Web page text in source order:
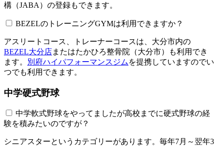
構（JABA）の登録もできます。
BEZELのトレーニングGYMは利用できますか？​​​​​
アスリートコース、トレーナーコースは、大分市内の
BEZEL大分店またはたかひろ整骨院（大分市）も利用でき
ます。
別府ハイパフォーマンスジム を提携していますのでい
つでも利用できます。
中学硬式野球
中学軟式野球をやってましたが高校までに硬式野球の経
験を積みたいのですが？
シニアスターというカテゴリーがあります。毎年7月～翌年3